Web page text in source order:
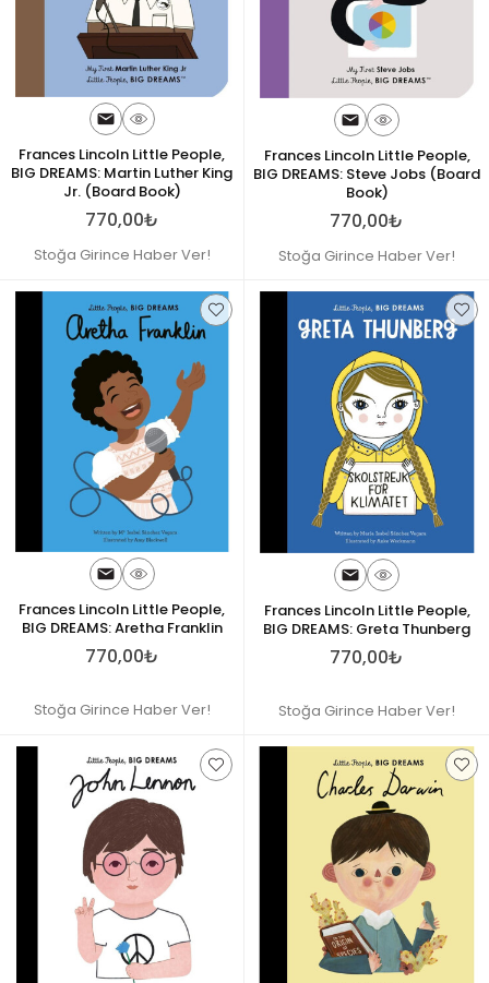
Frances Lincoln Little People,
BIG DREAMS: Martin Luther King
Jr. (Board Book)
770,00₺
Stoğa Girince Haber Ver!
Frances Lincoln Little People,
BIG DREAMS: Steve Jobs (Board
Book)
770,00₺
Stoğa Girince Haber Ver!
Frances Lincoln Little People,
BIG DREAMS: Aretha Franklin
770,00₺
Stoğa Girince Haber Ver!
Frances Lincoln Little People,
BIG DREAMS: Greta Thunberg
770,00₺
Stoğa Girince Haber Ver!